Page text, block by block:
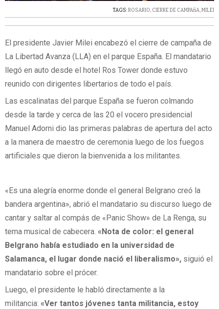
TAGS:ROSARIO, CIERRE DE CAMPAñA,MILEI
El presidente Javier Milei encabezó el cierre de campaña de
La Libertad Avanza (LLA) en el parque España. El mandatario
llegó en auto desde el hotel Ros Tower donde estuvo
reunido con dirigentes libertarios de todo el país.
Las escalinatas del parque España se fueron colmando
desde la tarde y cerca de las 20 el vocero presidencial
Manuel Adorni dio las primeras palabras de apertura del acto
a la manera de maestro de ceremonia luego de los fuegos
artificiales que dieron la bienvenida a los militantes.
«Es una alegría enorme donde el general Belgrano creó la
bandera argentina», abrió el mandatario su discurso luego de
cantar y saltar al compás de «Panic Show» de La Renga, su
tema musical de cabecera. «Nota de color: el general
Belgrano había estudiado en la universidad de
Salamanca, el lugar donde nació el liberalismo», siguió el
mandatario sobre el prócer.
Luego, el presidente le habló directamente a la
militancia: «Ver tantos jóvenes tanta militancia, estoy